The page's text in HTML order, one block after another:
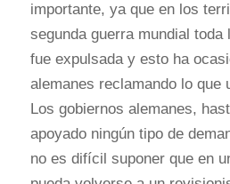
importante, ya que en los
segunda guerra mundial toda
fue expulsada y esto ha
alemanes reclamando lo que
Los gobiernos alemanes,
apoyado ningún tipo de
no es difícil suponer que en